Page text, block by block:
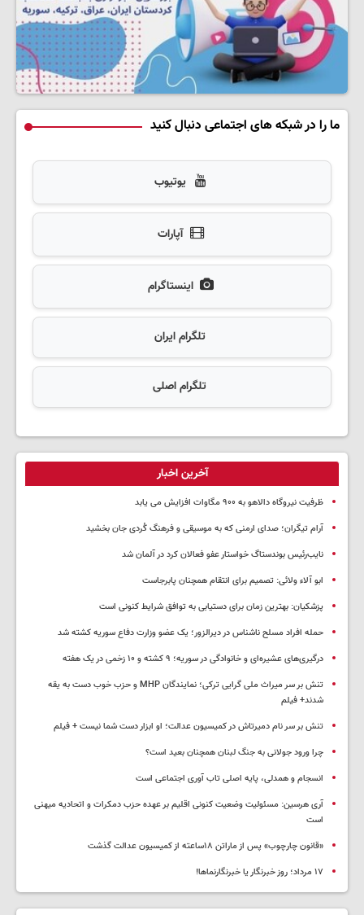
ما را در شبکه های اجتماعی دنبال کنید
یوتیوب
آپارات
اینستاگرام
تلگرام ایران
تلگرام اصلی
آخرین اخبار
ظرفیت نیروگاه دالاهو به ۹۰۰ مگاوات افزایش می یابد
آرام تیگران؛ صدای ارمنی که به موسیقی و فرهنگ کُردی جان بخشید
نایب‌رئیس بوندستاگ خواستار عفو فعالان کرد در آلمان شد
ابو آلاء ولائی: تصمیم برای انتقام همچنان پابرجاست
پزشکیان‌: بهترین زمان برای دستیابی به توافق شرایط کنونی است
حمله افراد مسلح ناشناس در دیرالزور؛ یک عضو وزارت دفاع سوریه کشته شد
درگیری‌های عشیره‌ای و خانوادگی در سوریه؛ ۹ کشته و ۱۰ زخمی در یک هفته
تنش بر سر میراث ملی گرایی ترکی؛ نمایندگان MHP و حزب خوب دست به یقه
شدند+ فیلم
تنش بر سر نام دمیرتاش در کمیسیون عدالت؛ او ابزار دست شما نیست + فیلم
چرا ورود جولانی به جنگ لبنان همچنان بعید است؟
انسجام و همدلی، پایه اصلی تاب آوری اجتماعی است
آری هرسین: مسئولیت وضعیت کنونی اقلیم بر عهده حزب دمکرات و اتحادیه میهنی
است
«قانون چارچوب» پس از ماراتن ۱۸ساعته از کمیسیون عدالت گذشت
١٧ مرداد؛ روز خبرنگار یا خبرنگارنماها!